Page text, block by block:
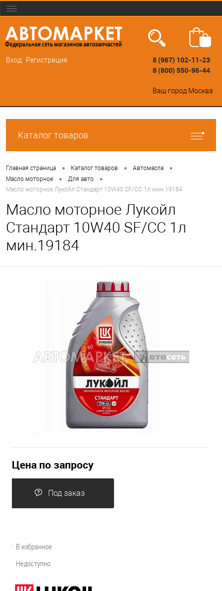
Вход Регистрация
8 (967) 102-11-23
8 (800) 550-96-44
Ваш город Москва
Каталог товаров
Главная страница • Каталог товаров • Автомасла •
Масло моторное • Для авто •
Масло моторное Лукойл Стандарт 10W40 SF/CC 1л мин.19184
Масло моторное Лукойл
Стандарт 10W40 SF/CC 1л
мин.19184
Цена по запросу
Под заказ
В избранное
Недоступно